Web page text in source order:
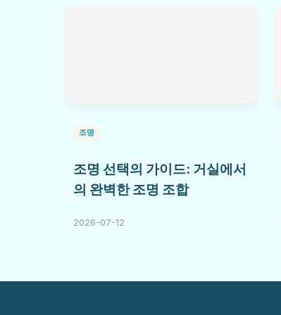
조명
조명 선택의 가이드: 거실에서
의 완벽한 조명 조합
2026-07-12